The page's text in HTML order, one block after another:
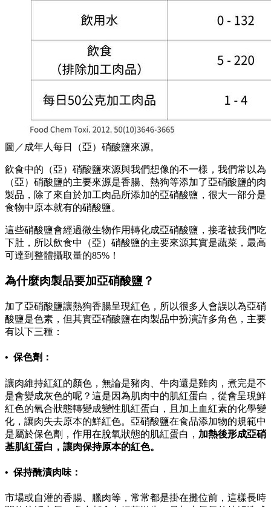
圖／成年人每日（亞）硝酸鹽來源。
飲食中的（亞）硝酸鹽來源與我們想像的不一樣，我們常以為
（亞）硝酸鹽的主要來源是香腸、熱狗等添加了亞硝酸鹽的肉
製品，除了來自於加工肉品所添加的亞硝酸鹽，很大一部分是
食物中原本就有的硝酸鹽。
這些硝酸鹽會經過微生物作用轉化成亞硝酸鹽，接著被我們吃
下肚，所以飲食中（亞）硝酸鹽的主要來源其實是蔬菜，最高
可達到整體攝取量的85%！
為什麼肉製品要加亞硝酸鹽？
加了亞硝酸鹽讓熱狗香腸呈現紅色，所以很多人會誤以為亞硝
酸鹽是色素，但其實亞硝酸鹽在肉製品中扮演許多角色，主要
有以下三種：
• 保色劑：
讓肉維持紅紅的顏色，無論是豬肉、牛肉還是雞肉，煮完是不
是會變成灰色的呢？這是因為肌肉中的肌紅蛋白，從會呈現鮮
紅色的氧合狀態轉變成變性肌紅蛋白，且加上血紅素的化學變
化，讓肉失去原本的鮮紅色。亞硝酸鹽在食品添加物的規範中
是屬於保色劑，作用在脫氧狀態的肌紅蛋白， 加熱後形成亞硝
基肌紅蛋白，讓肉保持原本的紅色。
• 保持醃漬肉味：
市場或自灌的香腸、臘肉等，常常都是掛在攤位前，這樣長時